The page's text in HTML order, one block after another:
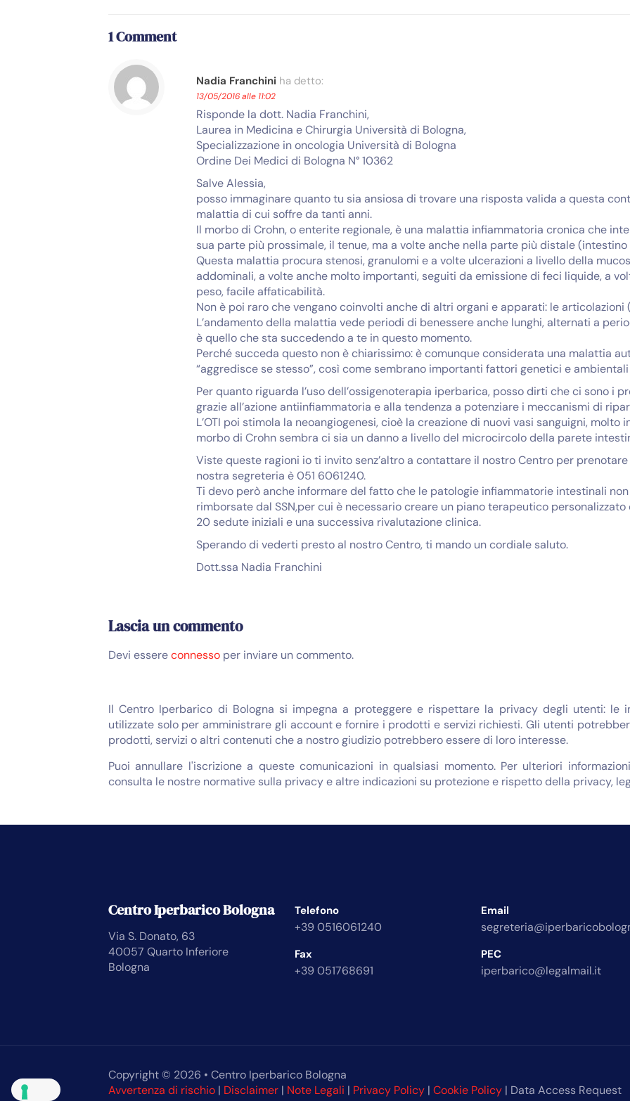
1 Comment
Nadia Franchini ha detto:
13/05/2016 alle 11:02
Risponde la dott. Nadia Franchini,
Laurea in Medicina e Chirurgia Università di Bologna,
Specializzazione in oncologia Università di Bologna
Ordine Dei Medici di Bologna N° 10362
Salve Alessia,
posso immaginare quanto tu sia ansiosa di trovare una risposta valida a questa
malattia di cui soffre da tanti anni.
Il morbo di Crohn, o enterite regionale, è una malattia infiammatoria cronica che
sua parte più prossimale, il tenue, ma a volte anche nella parte più distale (intestino
Questa malattia procura stenosi, granulomi e a volte ulcerazioni a livello della
addominali, a volte anche molto importanti, seguiti da emissione di feci liquide, a
peso, facile affaticabilità.
Non è poi raro che vengano coinvolti anche di altri organi e apparati: le
L’andamento della malattia vede periodi di benessere anche lunghi, alternati a
è quello che sta succedendo a te in questo momento.
Perché succeda questo non è chiarissimo: è comunque considerata una malattia
“aggredisce se stesso”, così come sembrano importanti fattori genetici e
Per quanto riguarda l’uso dell’ossigenoterapia iperbarica, posso dirti che ci sono i
grazie all’azione antiinfiammatoria e alla tendenza a potenziare i meccanismi di
L’OTI poi stimola la neoangiogenesi, cioè la creazione di nuovi vasi sanguigni,
morbo di Crohn sembra ci sia un danno a livello del microcircolo della parete
Viste queste ragioni io ti invito senz’altro a contattare il nostro Centro per
nostra segreteria è 051 6061240.
Ti devo però anche informare del fatto che le patologie infiammatorie intestinali
rimborsate dal SSN,per cui è necessario creare un piano terapeutico
20 sedute iniziali e una successiva rivalutazione clinica.
Sperando di vederti presto al nostro Centro, ti mando un cordiale saluto.
Dott.ssa Nadia Franchini
Lascia un commento
Devi essereconnesso per inviare un commento.
Il Centro Iperbarico di Bologna si impegna a proteggere e rispettare la privacy degli utenti: le
utilizzate solo per amministrare gli account e fornire i prodotti e servizi richiesti. Gli utenti
prodotti, servizi o altri contenuti che a nostro giudizio potrebbero essere di loro interesse.
Puoi annullare l'iscrizione a queste comunicazioni in qualsiasi momento. Per ulteriori
consulta le nostre normative sulla privacy e altre indicazioni su protezione e rispetto della privacy,
Centro Iperbarico Bologna
Via S. Donato, 63
40057 Quarto Inferiore
Bologna
Telefono
+39 0516061240
Fax
+39 051768691
Email
PEC
iperbarico@legalmail.it
Copyright © 2026 • Centro Iperbarico Bologna
Avvertenza di rischio | Disclaimer | Note Legali | Privacy Policy | Cookie Policy | Data Access Request